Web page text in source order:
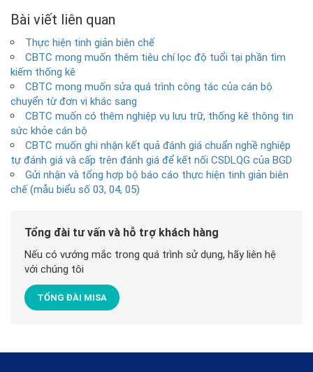
Bài viết liên quan
Thực hiện tinh giản biên chế
CBTC mong muốn thêm tiêu chí lọc độ tuổi tại phần tìm
kiếm thống kê
CBTC mong muốn sửa quá trình công tác của cán bộ
chuyển từ đơn vị khác sang
CBTC muốn có thêm nghiệp vụ lưu trữ, thống kê thông tin
sức khỏe cán bộ
CBTC muốn ghi nhận kết quả đánh giá chuẩn nghề nghiệp
tự đánh giá và cấp trên đánh giá để kết nối CSDLQG của BGD
Gửi nhận và tổng hợp bộ báo cáo thực hiện tinh giản biên
chế (mẫu biểu số 03, 04, 05)
Tổng đài tư vấn và hỗ trợ khách hàng
Nếu có vướng mắc trong quá trình sử dụng, hãy liên hệ
với chúng tôi
TỔNG ĐÀI MISA